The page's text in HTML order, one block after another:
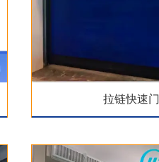
拉链快速门